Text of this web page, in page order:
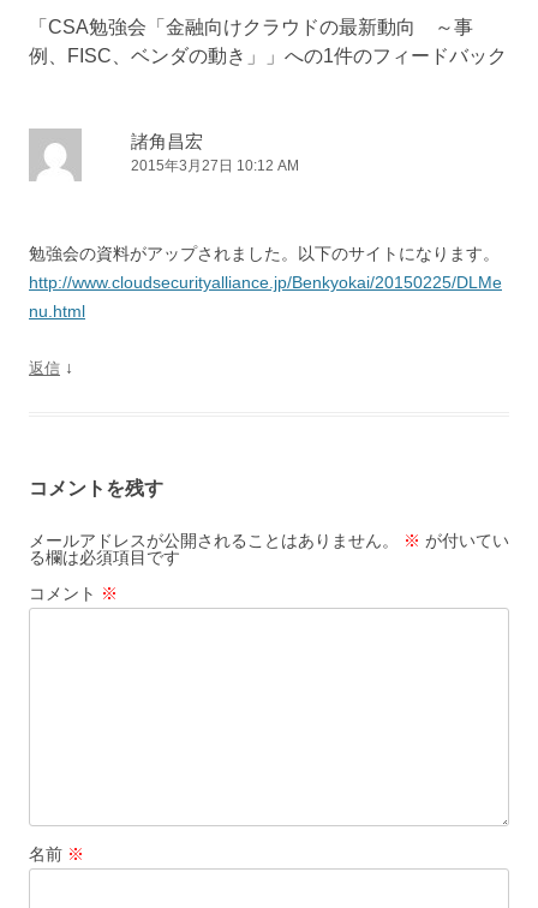
「 CSA勉強会「金融向けクラウドの最新動向 ～事
例、FISC、ベンダの動き」
」への1件のフィードバック
諸角昌宏
2015年3月27日 10:12 AM
勉強会の資料がアップされました。以下のサイトになります。
http://www.cloudsecurityalliance.jp/Benkyokai/20150225/DLMe
nu.html
返信 ↓
コメントを残す
メールアドレスが公開されることはありません。 ※ が付いてい
る欄は必須項目です
コメント ※
名前 ※